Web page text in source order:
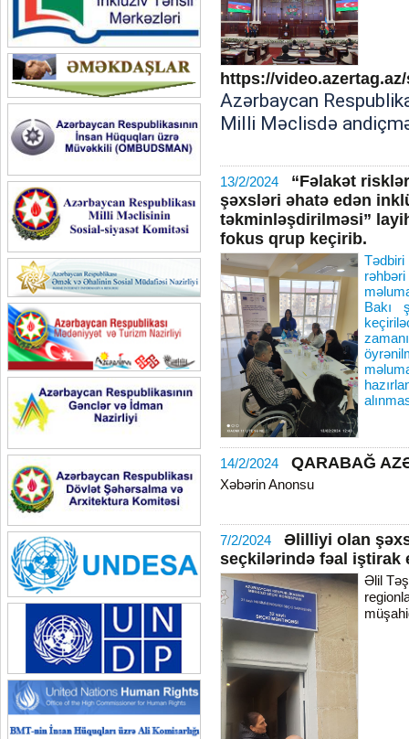
https://
Azərbaycan
Milli Məclisdə
13/2/2024
“Fəlakət
şəxsləri əhatə edən
təkminləşdirilməsi”
fokus qrup keçirib.
Bakı
14/2/2024 QARABAĞ
Xəbərin Anonsu
7/2/2024
Əlilliyi olan
seçkilərində fəal iştirak
Əlil